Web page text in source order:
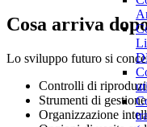
Cosa arriva
Lo sviluppo futuro si
Controlli di
Strumenti di
Organizzazione